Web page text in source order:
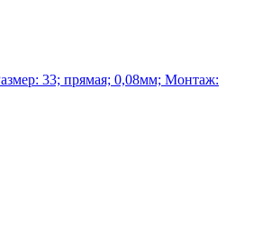
33; прямая; 0,08мм; Монтаж: